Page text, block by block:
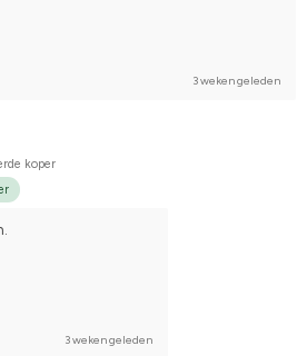
3 weken geleden
koper
3 weken geleden